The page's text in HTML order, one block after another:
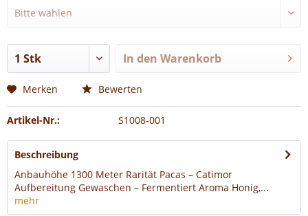
In den Warenkorb
Merken Bewerten
Artikel-Nr.: S1008-001
Beschreibung
Anbauhöhe 1300 Meter Rarität Pacas – Catimor
Aufbereitung Gewaschen – Fermentiert Aroma Honig,...
mehr